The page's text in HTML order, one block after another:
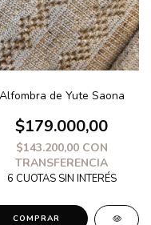
Alfombra de Yute Saona
$179.000,00
$143.200,00 CON
TRANSFERENCIA
COMPRAR